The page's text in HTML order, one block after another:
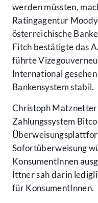
werden müssten,
Ratingagentur
österreichische
Fitch bestätigte das
führte
International
Bankensystem stabil.
Christoph
Zahlungssystem
Sofortüberweisung
KonsumentInnen
Ittner sah darin
für KonsumentInnen.